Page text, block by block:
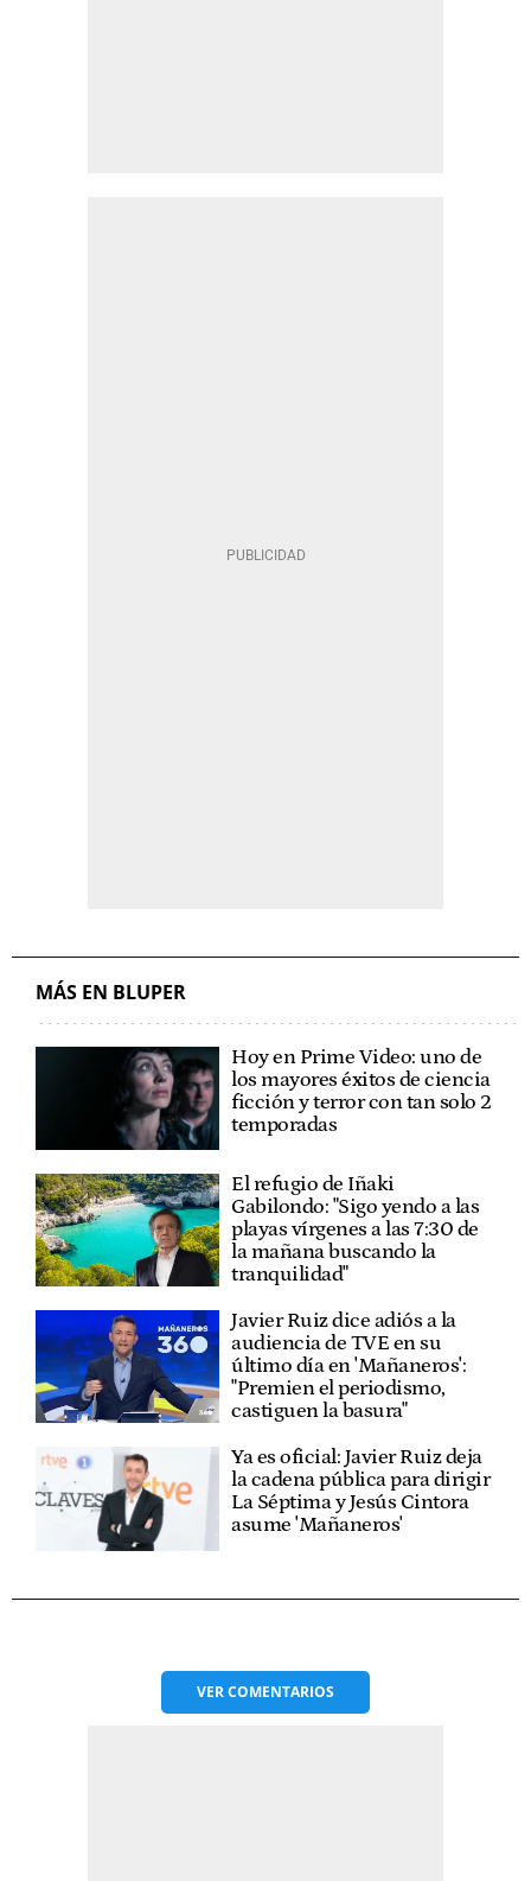
MÁS EN BLUPER
Hoy en Prime Video: uno de
los mayores éxitos de ciencia
ficción y terror con tan solo 2
temporadas
El refugio de Iñaki
Gabilondo: "Sigo yendo a las
playas vírgenes a las 7:30 de
la mañana buscando la
tranquilidad"
Javier Ruiz dice adiós a la
audiencia de TVE en su
último día en 'Mañaneros':
"Premien el periodismo,
castiguen la basura"
Ya es oficial: Javier Ruiz deja
la cadena pública para dirigir
La Séptima y Jesús Cintora
asume 'Mañaneros'
VERCOMENTARIOS